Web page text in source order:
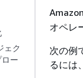
ェク
ー
オペレ
次の例
るには、